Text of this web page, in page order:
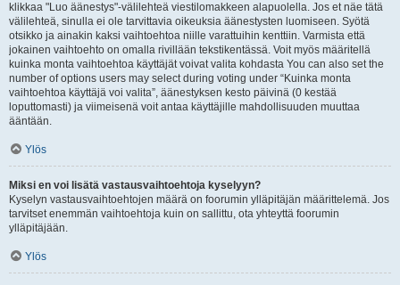
klikkaa "Luo äänestys"-välilehteä viestilomakkeen alapuolella. Jos et näe tätä
välilehteä, sinulla ei ole tarvittavia oikeuksia äänestysten luomiseen. Syötä
otsikko ja ainakin kaksi vaihtoehtoa niille varattuihin kenttiin. Varmista että
jokainen vaihtoehto on omalla rivillään tekstikentässä. Voit myös määritellä
kuinka monta vaihtoehtoa käyttäjät voivat valita kohdasta You can also set the
number of options users may select during voting under “Kuinka monta
vaihtoehtoa käyttäjä voi valita”, äänestyksen kesto päivinä (0 kestää
loputtomasti) ja viimeisenä voit antaa käyttäjille mahdollisuuden muuttaa
ääntään.
Ylös
Miksi en voi lisätä vastausvaihtoehtoja kyselyyn?
Kyselyn vastausvaihtoehtojen määrä on foorumin ylläpitäjän määrittelemä. Jos
tarvitset enemmän vaihtoehtoja kuin on sallittu, ota yhteyttä foorumin
ylläpitäjään.
Ylös